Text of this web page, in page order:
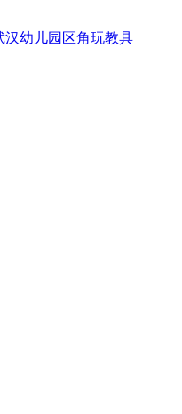
汉幼儿园区角玩教具